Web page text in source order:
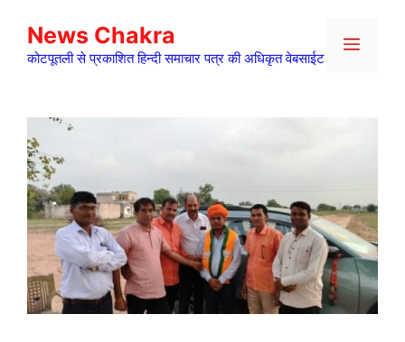
content
News Chakra
कोटपूतली से प्रकाशित हिन्दी समाचार पत्र की अधिकृत वेबसाईट
Menu